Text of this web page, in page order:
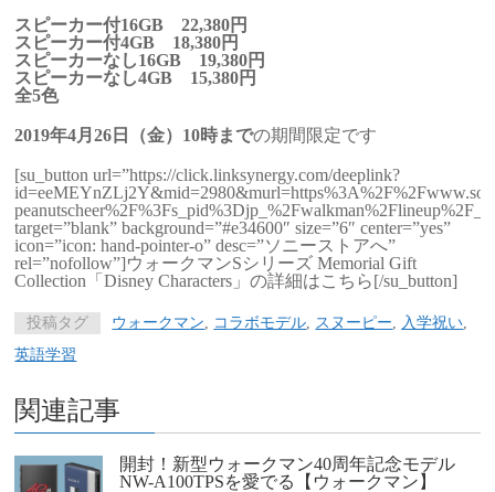
スピーカー付16GB 22,380円
スピーカー付4GB 18,380円
スピーカーなし16GB 19,380円
スピーカーなし4GB 15,380円
全5色
2019年4月26日（金）10時までの期間限定です
[su_button url=”https://click.linksynergy.com/deeplink?
target=”blank” background=”#e34600″ size=”6″ center=”yes”
icon=”icon: hand-pointer-o” desc=”ソニーストアへ”
rel=”nofollow”]ウォークマンSシリーズ Memorial Gift
Collection「Disney Characters」の詳細はこちら[/su_button]
投稿タグ ウォークマン コラボモデル スヌーピー 入学祝い
英語学習
関連記事
開封！新型ウォークマン40周年記念モデル
NW-A100TPSを愛でる【ウォークマン】